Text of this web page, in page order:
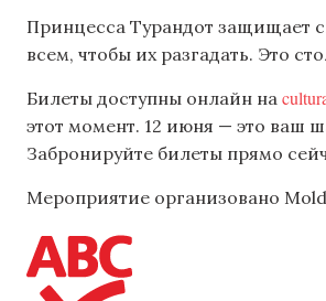
Принцесса Турандот защищает
всем, чтобы их разгадать. Это
Билеты доступны онлайн на
этот момент. 12 июня — это ваш
Забронируйте билеты прямо
Мероприятие организовано